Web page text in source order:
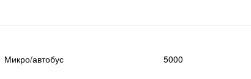
Микро/автобус 5000